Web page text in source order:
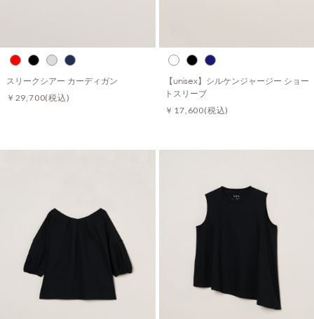
スリークシアー カーディガン
￥29,700(税込)
【unisex】シルケンジャージー ショー
トスリーブ
￥17,600(税込)